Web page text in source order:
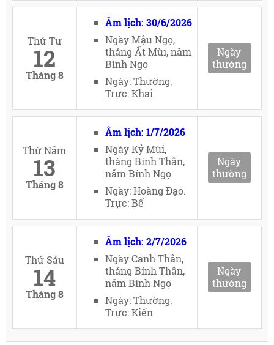
Thứ Tư
12
Tháng 8
Âm lịch: 30/6/2026
Ngày Mậu Ngọ,
tháng Ất Mùi, năm
Bính Ngọ
Ngày: Thường.
Trực: Khai
Ngày
thường
Thứ Năm
13
Tháng 8
Âm lịch: 1/7/2026
Ngày Kỷ Mùi,
tháng Bính Thân,
năm Bính Ngọ
Ngày: Hoàng Đạo.
Trực: Bế
Ngày
thường
Thứ Sáu
14
Tháng 8
Âm lịch: 2/7/2026
Ngày Canh Thân,
tháng Bính Thân,
năm Bính Ngọ
Ngày: Thường.
Trực: Kiến
Ngày
thường